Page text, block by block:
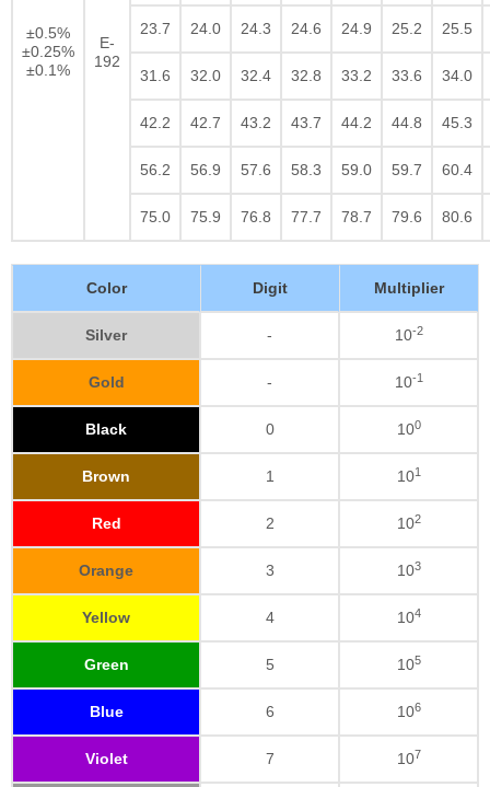
±0.5%
±0.25%
±0.1%
E-
192
23.7 24.0 24.3 24.6 24.9 25.2 25.5
31.6 32.0 32.4 32.8 33.2 33.6 34.0
42.2 42.7 43.2 43.7 44.2 44.8 45.3
56.2 56.9 57.6 58.3 59.0 59.7 60.4
75.0 75.9 76.8 77.7 78.7 79.6 80.6
Color Digit Multiplier
Silver - 10-2
Gold - 10-1
Black 0 100
Brown 1 101
Red 2 102
Orange 3 103
Yellow 4 104
Green 5 105
Blue 6 106
Violet 7 107